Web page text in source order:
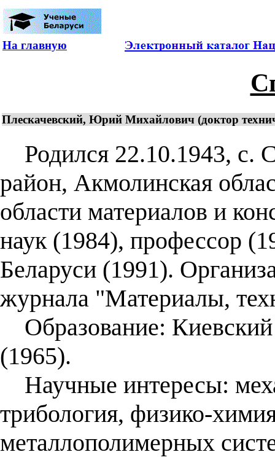
На главную
Плескачевский, Юрий Михайлович (доктор
Родился 22.10.1943, с.
район, Акмолинская
области материалов и
наук (1984), профессор
Беларуси (1991).
журнала "Материалы,
Образование: Киевский
(1965).
Научные интересы:
трибология, физико-
металлополимерных